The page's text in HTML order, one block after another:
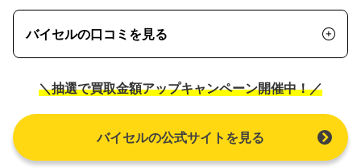
バイセルの口コミを見る
＼抽選で買取金額アップキャンペーン開催中！／
バイセルの公式サイトを見る